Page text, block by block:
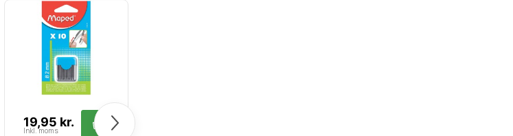
Næste
19,95 kr.
Inkl. moms